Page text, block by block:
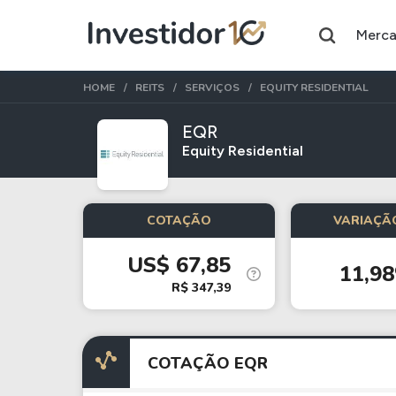
Assuntos do momento
Índice
Ibovespa
Commodity
Ambev
HGLG11
HOME REITS SERVIÇOS EQUITY RESIDENTIAL
EQR
Equity Residential
COTAÇÃO
US$ 67,85
R$ 347,39
COTAÇÃO EQR